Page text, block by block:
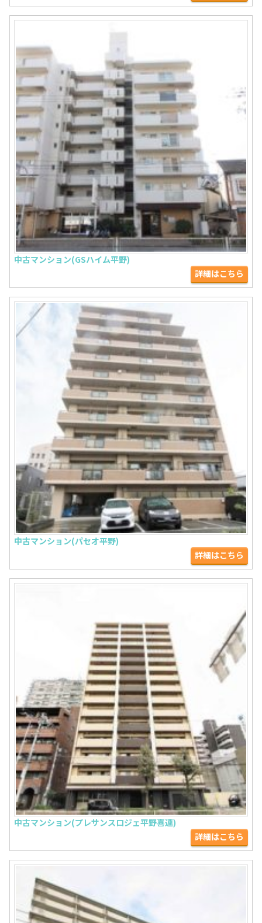
中古マンション(GSハイム平野)
詳細はこちら
中古マンション(パセオ平野)
詳細はこちら
中古マンション(プレサンスロジェ平野喜連)
詳細はこちら